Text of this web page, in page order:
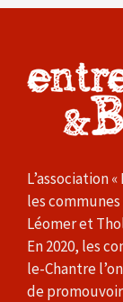
L’association
les
Léomer et
En 2020, les
le-Chantre
de